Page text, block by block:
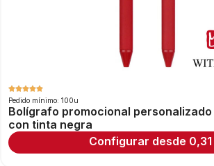
Pedido mínimo: 100u
Bolígrafo promocional personalizado
con tinta negra
Configurar desde 0,31